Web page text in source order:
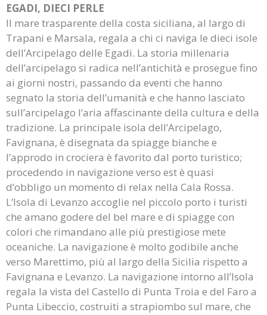
EGADI, DIECI PERLE
Il mare trasparente della costa siciliana, al largo di
Trapani e Marsala, regala a chi ci naviga le dieci isole
dell’Arcipelago delle Egadi. La storia millenaria
dell’arcipelago si radica nell’antichità e prosegue fino
ai giorni nostri, passando da eventi che hanno
segnato la storia dell’umanità e che hanno lasciato
sull’arcipelago l’aria affascinante della cultura e della
tradizione. La principale isola dell’Arcipelago,
Favignana, è disegnata da spiagge bianche e
l’approdo in crociera è favorito dal porto turistico;
procedendo in navigazione verso est è quasi
d’obbligo un momento di relax nella Cala Rossa.
L’Isola di Levanzo accoglie nel piccolo porto i turisti
che amano godere del bel mare e di spiagge con
colori che rimandano alle più prestigiose mete
oceaniche. La navigazione è molto godibile anche
verso Marettimo, più al largo della Sicilia rispetto a
Favignana e Levanzo. La navigazione intorno all’Isola
regala la vista del Castello di Punta Troia e del Faro a
Punta Libeccio, costruiti a strapiombo sul mare, che